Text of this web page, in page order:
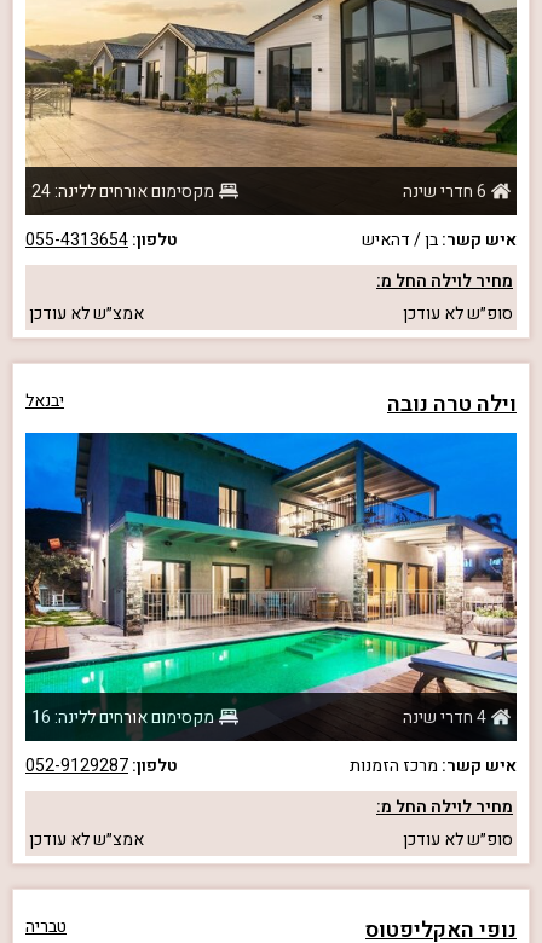
6 חדרי שינה
מקסימום אורחים ללינה: 24
איש קשר:בן / דהאיש טלפון:055-4313654
מחיר לוילה החל מ:
סופ״שלא עודכן אמצ״שלא עודכן
וילה טרה נובה יבנאל
4 חדרי שינה
מקסימום אורחים ללינה: 16
איש קשר: מרכז הזמנות טלפון:052-9129287
מחיר לוילה החל מ:
סופ״שלא עודכן אמצ״שלא עודכן
נופי האקליפטוס טבריה